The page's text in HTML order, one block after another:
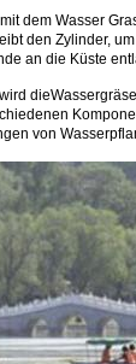
dem Wasser
den Zylinder,
an die Küste
die
von